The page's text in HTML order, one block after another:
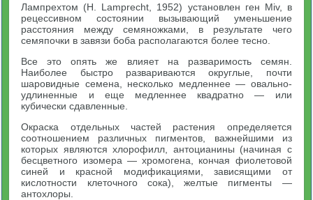
Лампрехтом (Н. Lamprecht, 1952) установлен ген Miv, в
рецессивном состоянии вызывающий уменьшение
расстояния между семяножками, в результате чего
семяпочки в завязи боба располагаются более тесно.
Все это опять же влияет на разваримость семян.
Наиболее быстро развариваются округлые, почти
шаровидные семена, несколько медленнее — овально-
удлиненные и еще медленнее квадратно — или
кубически сдавленные.
Окраска отдельных частей растения определяется
соотношением различных пигментов, важнейшими из
которых являются хлорофилл, антоцианины (начиная с
бесцветного изомера — хромогена, кончая фиолетовой
синей и красной модификациями, зависящими от
кислотности клеточного сока), желтые пигменты —
антохлоры.